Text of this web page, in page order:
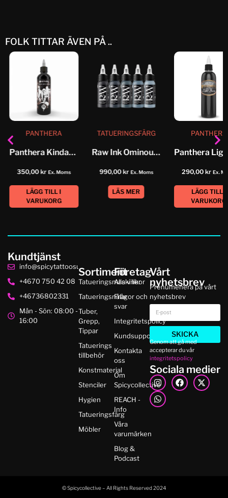
FOLK TITTAR ÄVEN PÅ ..
PANTHERA
Panthera Kindamo No 4 Medium...
350,00kr Ex. Moms
LÄGG TILL I
VARUKORG
TATUERINGSFÄRG
Raw Ink Ominous Opaques Set
990,00kr Ex. Moms
LÄS MER
PANTHERA
290,00kr Ex.
LÄGG TILL I
VARUKORG
Kundtjänst
info@spicytattoosupplies.se
+4670 750 42 08
+46736802331
Mån - Sön: 08:00 -
16:00
Sortiment
Tatueringsmaskiner
Tatueringsnålar
Tuber,
Grepp,
Tippar
Tatuerings
tillbehör
Konstmaterial
Stenciler
Hygien
Tatueringsfärg
Möbler
Företag
Alla villkor
Frågor och
svar
Integritetspolicy
Kundsupport
Kontakta
oss
Om
Spicycollective
REACH -
Info
Våra
varumärken
Blog &
Podcast
Vårt
nyhetsbrev
Prenumenera på vårt
nyhetsbrev
SKICKA
Genom att gå med
accepterar du vår
integritetspolicy
Sociala medier
© Spicycollective – All Rights Reserved 2024